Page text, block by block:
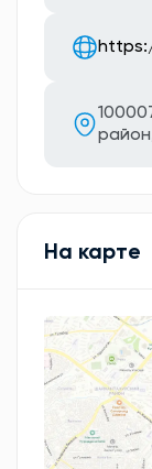
На карте